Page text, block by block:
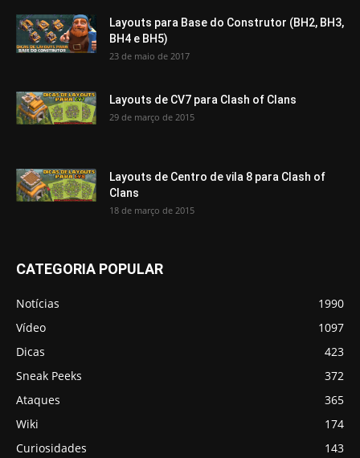
Layouts para Base do Construtor (BH2, BH3,
BH4 e BH5)
23 de maio de 2017
Layouts de CV7 para Clash of Clans
29 de março de 2015
Layouts de Centro de vila 8 para Clash of
Clans
18 de março de 2015
CATEGORIA POPULAR
Notícias
1990
Vídeo
1097
Dicas
423
Sneak Peeks
372
Ataques
365
Wiki
174
Curiosidades
143